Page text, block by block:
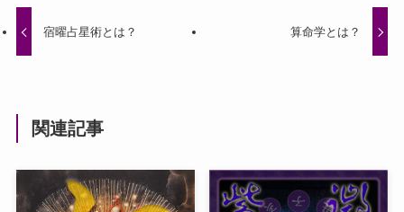
宿曜占星術とは？ 算命学とは？
関連記事